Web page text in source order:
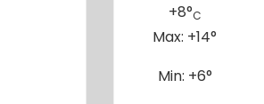
+8°C
Max: +14°
Min: +6°